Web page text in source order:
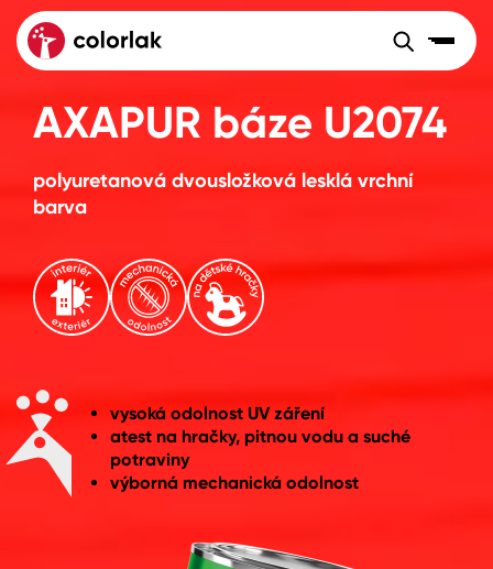
Inspirace
Rádce
Tónovací systémy
Úvod Aktuality
Kariéra
Sortiment
Kov
Beton, asfalt, minerální podklady
Stěny
Fasády
Tónovací systémy
Colorlak Dekor
Colorlak Pta
Sortiment
vysoká odolnost UV záření
atest na hračky, pitnou vodu a suché
potraviny
výborná mechanická odolnost
AXAPUR báze U2074
polyuretanová dvousložková lesklá vrchní
barva